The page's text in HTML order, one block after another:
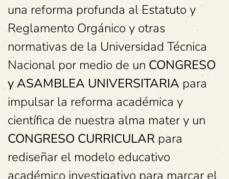
una reforma profunda al Estatuto y
Reglamento Orgánico y otras
normativas de la Universidad Técnica
Nacional por medio de un CONGRESO
y ASAMBLEA UNIVERSITARIA para
impulsar la reforma académica y
científica de nuestra alma mater y un
CONGRESO CURRICULARpara
rediseñar el modelo educativo
académico investigativo para marcar el